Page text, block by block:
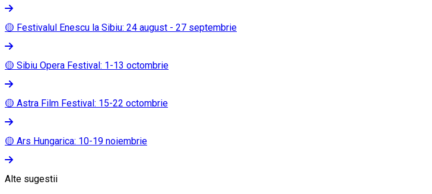
🟡 Festivalul Enescu la Sibiu: 24 august - 27 septembrie
🟡 Sibiu Opera Festival: 1-13 octombrie
🟡 Astra Film Festival: 15-22 octombrie
🟡 Ars Hungarica: 10-19 noiembrie
Alte sugestii